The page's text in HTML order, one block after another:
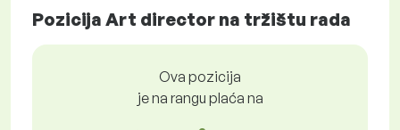
Pozicija Art director na tržištu rada
Ova pozicija
je na rangu plaća na